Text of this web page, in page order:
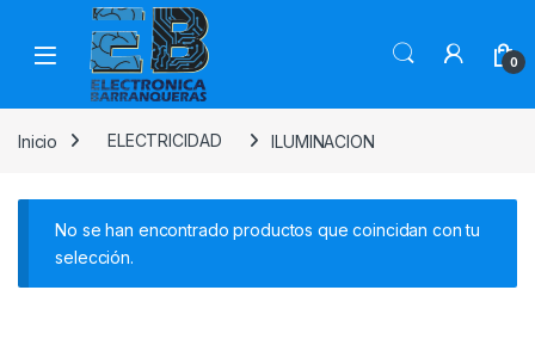
0
Inicio ELECTRICIDAD ILUMINACION
No se han encontrado productos que coincidan con tu
selección.